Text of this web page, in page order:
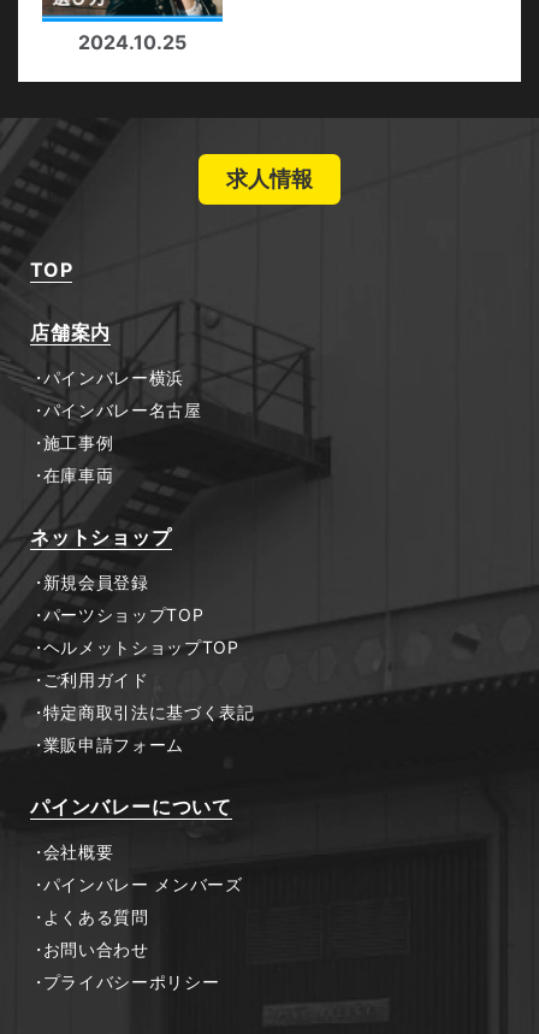
2024.10.25
求人情報
TOP
店舗案内
パインバレー横浜
パインバレー名古屋
施工事例
在庫車両
ネットショップ
新規会員登録
パーツショップTOP
ヘルメットショップTOP
ご利用ガイド
特定商取引法に基づく表記
業販申請フォーム
パインバレーについて
会社概要
パインバレー メンバーズ
よくある質問
お問い合わせ
プライバシーポリシー